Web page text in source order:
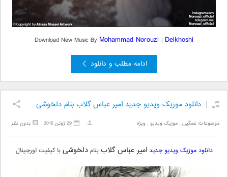
Download New Music By Mohammad Norouzi | Delkhoshi
ادامه مطلب و دانلود
دانلود موزیک ویدیو جدید امیر عباس گلاب بنام دلخوشی
موضوعات:غمگین ,موزیک ویدیو ,ویژه بدون نظر 29 ژوئن 2016
دانلود موزیک ویدیو جدید امیر عباس گلاببنامدلخوشیبا کیفیت اورجینال